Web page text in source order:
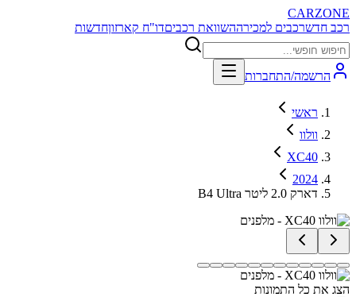
CARZONE
רכב חדשרכבים למכירההשוואת רכביםדו"ח קארזוןחדשות
הרשמה/התחברות
ראשי
וולוו
XC40
2024
B4 Ultra דארק 2.0 ליטר
הצג את כל התמונות